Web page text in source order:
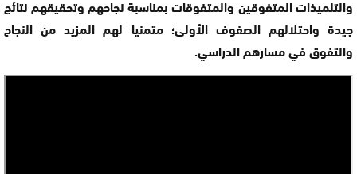
والتلميذات المتفوقين والمتفوقات بمناسبة نجاحهم وتحقيقهم نتائج
جيدة واحتلالهم الصفوف الأولى؛ متمنيا لهم المزيد من النجاح
والتفوق في مسارهم الدراسي.